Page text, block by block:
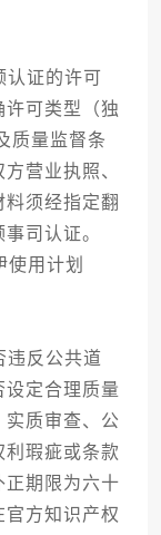
证的许可
可类型（独
质量监督条
营业执照、
须经指定翻
司认证。
使用计划
反公共道
定合理质量
质审查、公
瑕疵或条款
正期限为六十
方知识产权